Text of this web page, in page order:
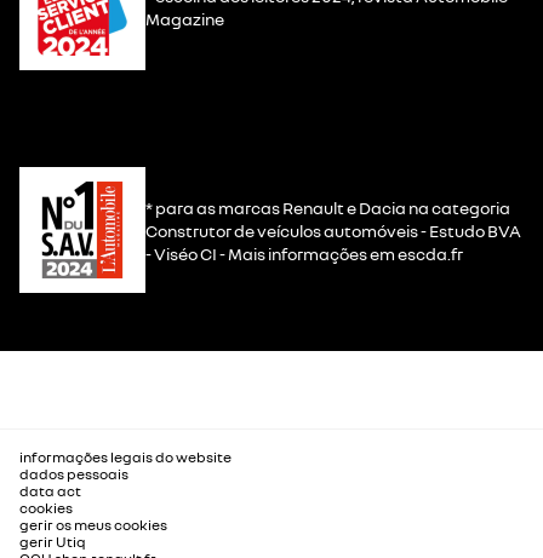
Magazine
* para as marcas Renault e Dacia na categoria
Construtor de veículos automóveis - Estudo BVA
- Viséo CI - Mais informações em escda.fr
informações legais do website
dados pessoais
data act
cookies
gerir os meus cookies
gerir Utiq